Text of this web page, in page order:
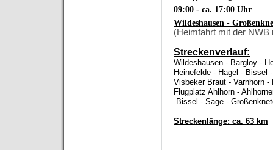
09:00 - ca. 17:00 Uhr
Wildeshausen -
(Heimfahrt mit der NWB
Streckenverlauf:
Wildeshausen - Bargloy -
Heinefelde - Hagel - Bissel
Visbeker Braut - Varnhorn -
Flugplatz Ahlhorn -
Bissel - Sage -
Streckenlänge: ca. 63 km